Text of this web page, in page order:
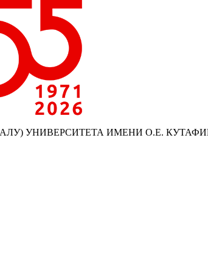
УНИВЕРСИТЕТА ИМЕНИ О.Е.